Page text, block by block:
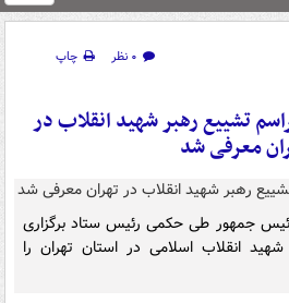
۰ نظر
چاپ
تشییع رهبر شهید انقلاب در
معرفی شد
جمهور طی حکمی رئیس ستاد برگزاری
انقلاب اسلامی در استان تهران را